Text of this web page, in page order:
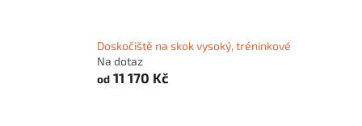
Doskočiště na skok vysoký, tréninkové
Na dotaz
od 11 170 Kč